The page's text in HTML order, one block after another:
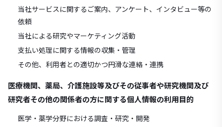
当社サービスに関するご案内、アンケート、インタビュー等の
依頼
当社による研究やマーケティング活動
支払い処理に関する情報の収集・管理
その他、利用者との適切かつ円滑な連絡・連携
医療機関、薬局、介護施設等及びその従事者や研究機関及び
研究者その他の関係者の方に関する個人情報の利用目的
医学・薬学分野における調査・研究・開発